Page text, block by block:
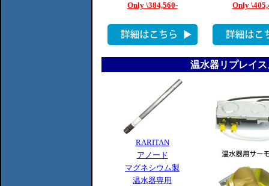
Only \384,560-
Only
温水器リプレイ
RARITAN
アノード
マグネシウム製
温水器専用